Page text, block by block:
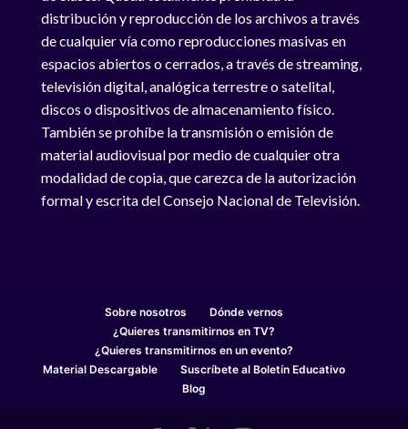
distribución y reproducción de los archivos a través
de cualquier vía como reproducciones masivas en
espacios abiertos o cerrados, a través de streaming,
televisión digital, analógica terrestre o satelital,
discos o dispositivos de almacenamiento físico.
También se prohíbe la transmisión o emisión de
material audiovisual por medio de cualquier otra
modalidad de copia, que carezca de la autorización
formal y escrita del Consejo Nacional de Televisión.
Sobre nosotros
Dónde vernos
¿Quieres transmitirnos en TV?
¿Quieres transmitirnos en un evento?
Material Descargable
Suscríbete al Boletín Educativo
Blog